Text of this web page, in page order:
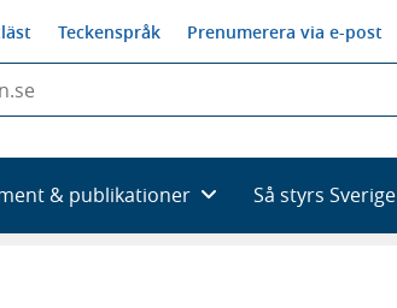
Teckenspråk Prenumerera via e-post
& publikationer Så styrs Sverige